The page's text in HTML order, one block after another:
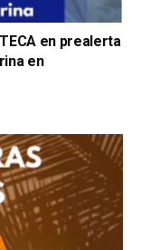
en prealerta
en